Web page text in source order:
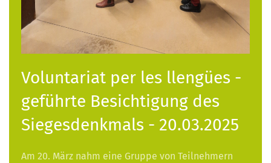
Voluntariat per les llengües -
geführte Besichtigung des
Siegesdenkmals - 20.03.2025
Am 20. März nahm eine Gruppe von Teilnehmern